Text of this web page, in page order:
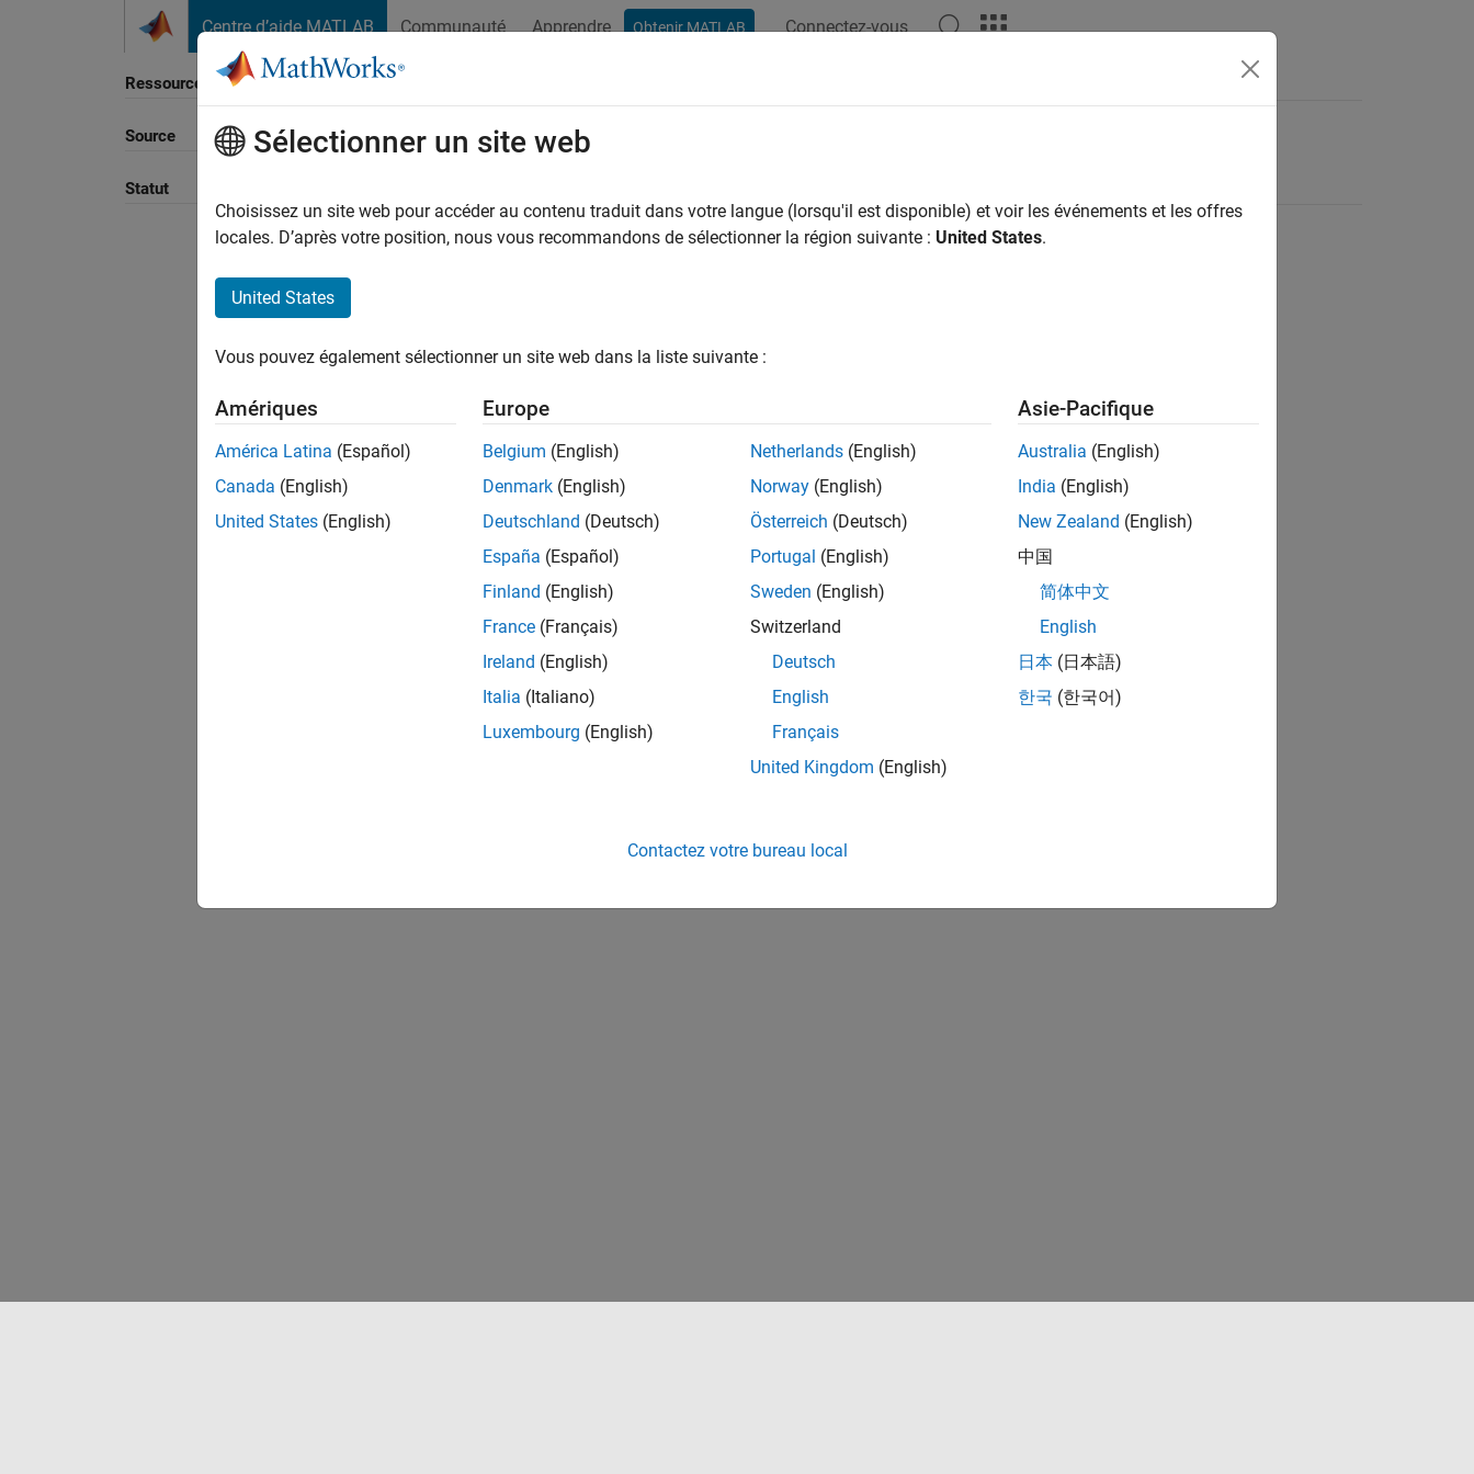
Centre d’aide MATLAB Communauté Apprendre Obtenir MATLAB Connectez-vous
Ressource
Source
Statut
Trier par
Sélectionner un site web
Choisissez un site web pour accéder au contenu traduit dans votre langue (lorsqu'il est disponible) et voir les événements et les offres
locales. D’après votre position, nous vous recommandons de sélectionner la région suivante : United States.
United States
Vous pouvez également sélectionner un site web dans la liste suivante :
Amériques
América Latina (Español)
Canada (English)
United States (English)
Europe
Belgium (English)
Denmark (English)
Deutschland (Deutsch)
España (Español)
Finland (English)
France (Français)
Ireland (English)
Italia (Italiano)
Luxembourg (English)
Netherlands (English)
Norway (English)
Österreich (Deutsch)
Portugal (English)
Sweden (English)
Switzerland
Deutsch
English
Français
United Kingdom (English)
Asie-Pacifique
Australia (English)
India (English)
New Zealand (English)
中国
简体中文
English
日本 (日本語)
한국 (한국어)
Contactez votre bureau local